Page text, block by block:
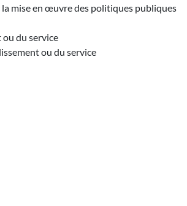
mise en œuvre des politiques publiques
ou du service
ou du service